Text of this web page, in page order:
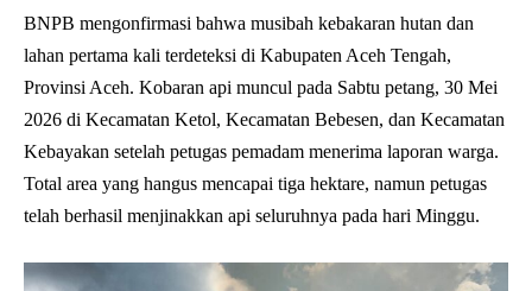
BNPB mengonfirmasi bahwa musibah kebakaran hutan dan
lahan pertama kali terdeteksi di Kabupaten Aceh Tengah,
Provinsi Aceh. Kobaran api muncul pada Sabtu petang, 30 Mei
2026 di Kecamatan Ketol, Kecamatan Bebesen, dan Kecamatan
Kebayakan setelah petugas pemadam menerima laporan warga.
Total area yang hangus mencapai tiga hektare, namun petugas
telah berhasil menjinakkan api seluruhnya pada hari Minggu.